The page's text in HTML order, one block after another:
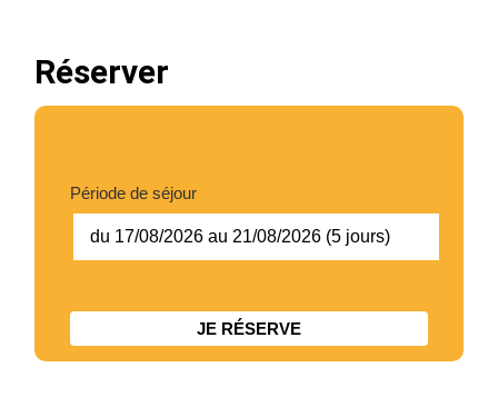
05 34 57 19 59
Réserver
Période de séjour
du 17/08/2026 au 21/08/2026 (5 jours)
JE RÉSERVE